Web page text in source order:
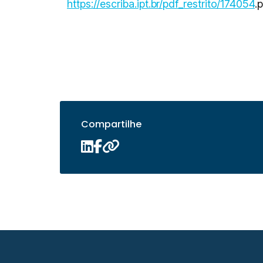
https://escriba.ipt.br/pdf_restrito/174054
Compartilhe